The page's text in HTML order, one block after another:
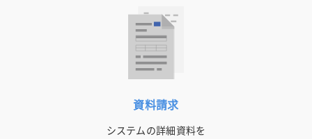
資料請求
システムの詳細資料を